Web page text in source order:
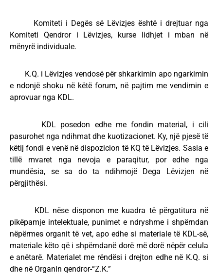
Komiteti i Degës së Lëvizjes është i drejtuar nga
Komiteti Qendror i Lëvizjes, kurse lidhjet i mban në
mënyrë individuale.
K.Q. i Lëvizjes vendosë për shkarkimin apo ngarkimin
e ndonjë shoku në këtë forum, në pajtim me vendimin e
aprovuar nga KDL.
KDL posedon edhe me fondin material, i cili
pasurohet nga ndihmat dhe kuotizacionet. Ky, një pjesë të
këtij fondi e venë në dispozicion të KQ të Lëvizjes. Sasia e
tillë mvaret nga nevoja e paraqitur, por edhe nga
mundësia, se sa do ta ndihmojë Dega Lëvizjen në
përgjithësi.
KDL nëse disponon me kuadra të përgatitura në
pikëpamje intelektuale, punimet e ndryshme i shpërndan
nëpërmes organit të vet, apo edhe si materiale të KDL-së,
materiale këto që i shpërndanë dorë më dorë nëpër celula
e anëtarë. Materialet me rëndësi i drejton edhe në K.Q. si
dhe në Organin qendror-“Z.K.”